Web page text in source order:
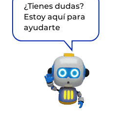
¿Tienes dudas?
Estoy aquí para
ayudarte